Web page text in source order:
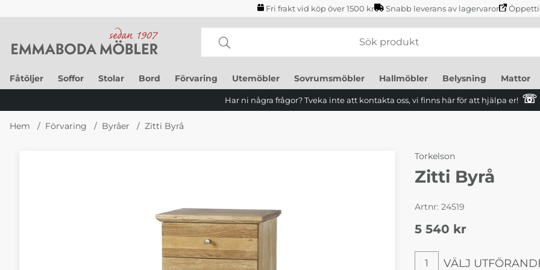
Fri frakt vid köp över 1500 kr Snabb leverans av lagervaror
Fåtöljer Soffor Stolar Bord Förvaring Utemöbler Sovrumsmöbler Hallmöbler Belysning Mattor
Har ni några frågor? Tveka inte att kontakta oss, vi finns här för att hjälpa er! ☏
Hem Förvaring Byråer Zitti Byrå
Torkelson
Zitti Byrå
Artnr: 24519
5 540 kr
1 VÄLJ